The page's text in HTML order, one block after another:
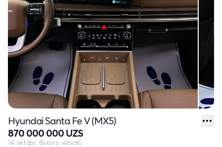
Hyundai Santa Fe V (MX5)
870 000 000 UZS
14 oktabr, Buxoro viloyati